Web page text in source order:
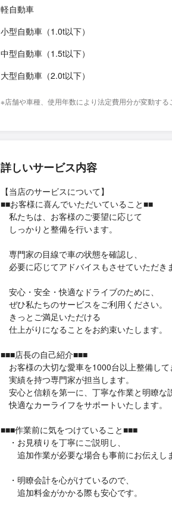
軽自動車
小型自動車（1.0t以下）
中型自動車（1.5t以下）
大型自動車（2.0t以下）
※店舗や車種、使用年数により法定費用分が変動する
詳しいサービス内容
【当店のサービスについて】
■■お客様に喜んでいただいていること■■
私たちは、お客様のご要望に応じて
しっかりと整備を行います。
専門家の目線で車の状態を確認し、
必要に応じてアドバイスもさせていただき
安心・安全・快適なドライブのために、
ぜひ私たちのサービスをご利用ください。
きっとご満足いただける
仕上がりになることをお約束いたします。
■■■店長の自己紹介■■■
お客様の大切な愛車を1000台以上整備して
実績を持つ専門家が担当します。
安心と信頼を第一に、丁寧な作業と明瞭な
快適なカーライフをサポートいたします。
■■■作業前に気をつけていること■■■
・お見積りを丁寧にご説明し、
追加作業が必要な場合も事前にお伝えしま
・明瞭会計を心がけているので、
追加料金がかかる際も安心です。